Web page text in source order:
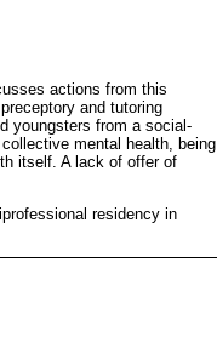
actions from this
and tutoring
youngsters from a social-
mental health, being
itself. A lack of offer of
residency in